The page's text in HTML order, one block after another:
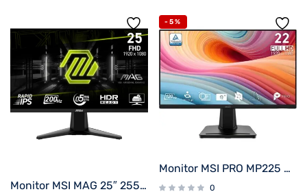
Monitor MSI MAG 25″ 255F E20 IPS 200HZ
-5%
Monitor MSI PRO MP225 E12VL 21.5″ FHD/100Hz/1ms
0